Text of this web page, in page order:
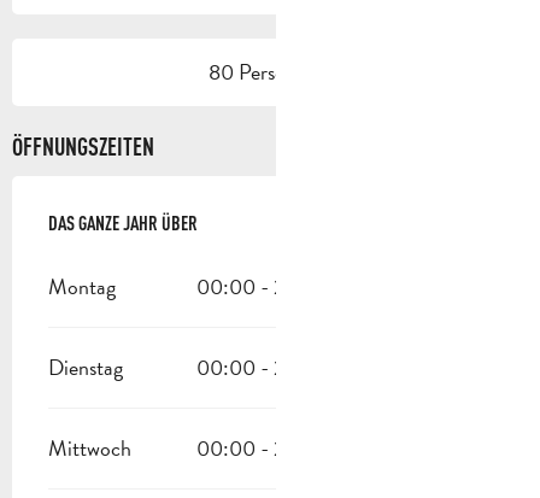
80 Person(en)
ÖFFNUNGSZEITEN
DAS GANZE JAHR ÜBER
DAS GANZE JAHR ÜBER
Montag 00:00 - 23:30
Dienstag 00:00 - 23:30
Mittwoch 00:00 - 23:30